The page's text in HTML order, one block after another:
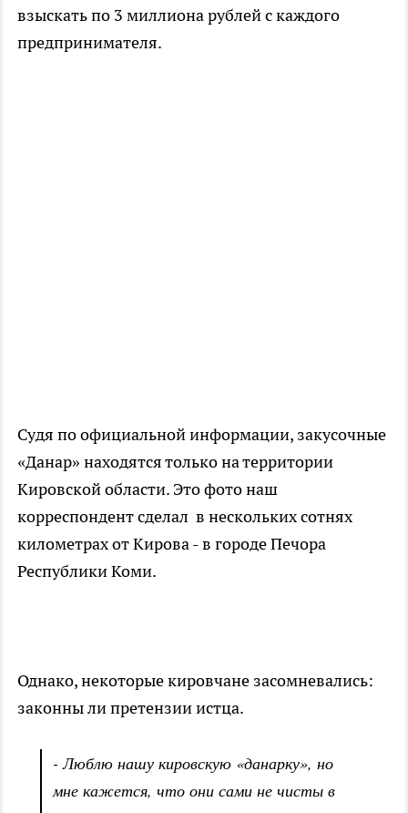
взыскать по 3 миллиона рублей с каждого
предпринимателя.
Судя по официальной информации, закусочные
«Данар» находятся только на территории
Кировской области. Это фото наш
корреспондент сделал в нескольких сотнях
километрах от Кирова - в городе Печора
Республики Коми.
Однако, некоторые кировчане засомневались:
законны ли претензии истца.
- Люблю нашу кировскую «данарку», но
мне кажется, что они сами не чисты в